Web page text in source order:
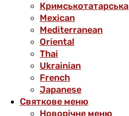
Кримськотатарська
Mexican
Mediterranean
Oriental
Thai
Ukrainian
French
Japanese
Святкове меню
Новорічне меню